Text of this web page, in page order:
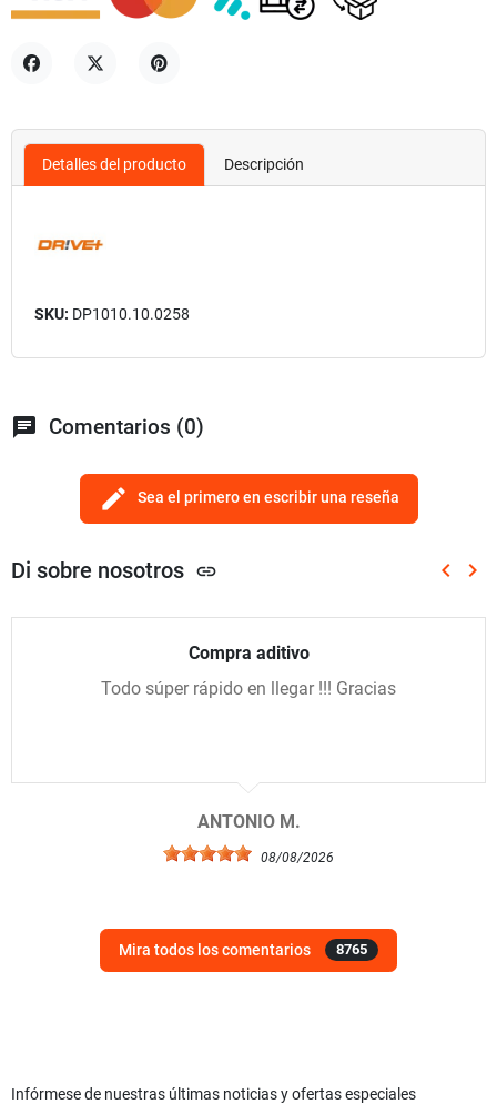
Detalles del producto Descripción
SKU: DP1010.10.0258
chat Comentarios (0)
edit Sea el primero en escribir una reseña
Di sobre nosotros link keyboard_arrow_left keyboard_arrow_right
Compra aditivo
Todo súper rápido en llegar !!! Gracias
ANTONIO M.
08/08/2026
Mira todos los comentarios 8765
Infórmese de nuestras últimas noticias y ofertas especiales